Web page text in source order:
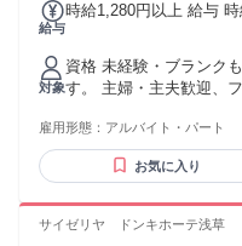
給与
時給1,280円以上 給与
(高校生同額) 交通費：交通費支給 交通費規定支給(自転車通勤
OK・バイク通勤OK)
対象
資格 未経験・ブランク
す。 主婦・主夫歓迎、
によるやり取りがあり、
▼向いてます▼ ・心機一
ことが好きな方 ・笑顔
昼にちょこっと働きた
雇用形態： アルバイト・パート
お気に入り
サイゼリヤ ドンキホーテ浅草